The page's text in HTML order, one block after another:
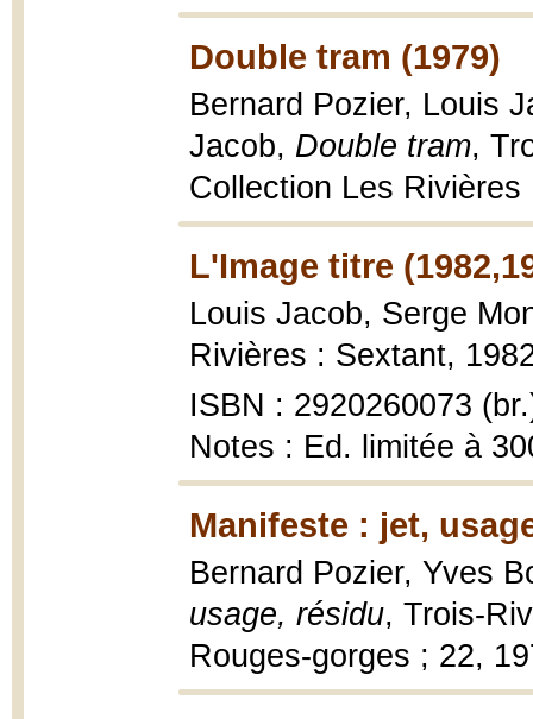
Double tram (1979)
Bernard Pozier, Louis
Jacob, Double tram,
Collection Les
L'Image titre
Louis Jacob, Serge
Rivières : Sextant,
ISBN : 2920260073
Notes : Ed. limitée à
Manifeste : jet,
Bernard Pozier, Yves
usage, résidu, Trois-
Rouges-gorges ; 22,